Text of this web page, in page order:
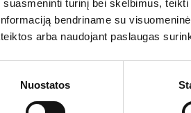
turinį bei skelbimus,
bendriname su
arba naudojant paslaugas
Nuostatos